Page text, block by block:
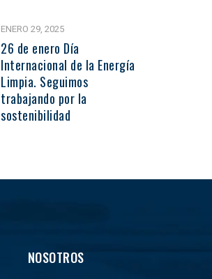
ENERO 29, 2025
26 de enero Día
Internacional de la Energía
Limpia. Seguimos
trabajando por la
sostenibilidad
NOSOTROS